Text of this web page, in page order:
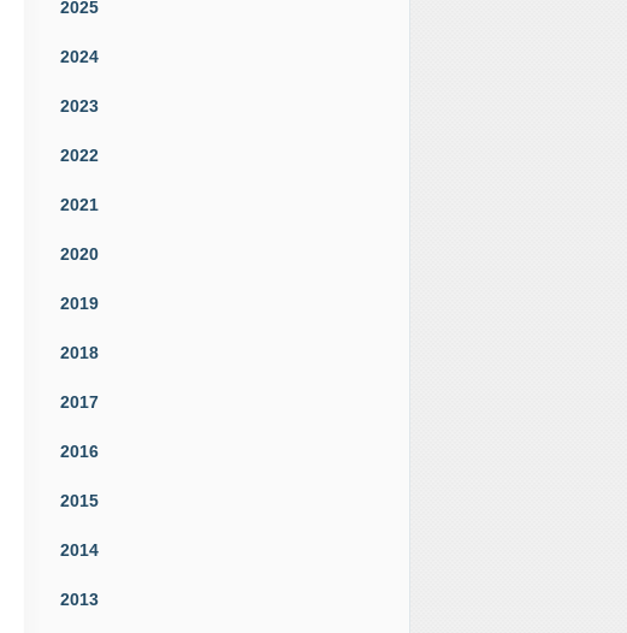
2025
2024
2023
2022
2021
2020
2019
2018
2017
2016
2015
2014
2013